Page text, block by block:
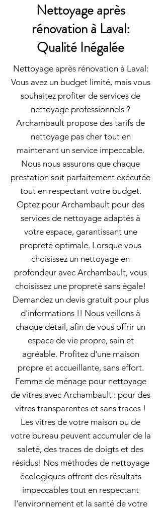
Nettoyage après
rénovation à Laval:
Qualité Inégalée
Nettoyage après rénovation à Laval:
Vous avez un budget limité, mais vous
souhaitez profiter de services de
nettoyage professionnels ?
Archambault propose des tarifs de
nettoyage pas cher tout en
maintenant un service impeccable.
Nous nous assurons que chaque
prestation soit parfaitement exécutée
tout en respectant votre budget.
Optez pour Archambault pour des
services de nettoyage adaptés à
votre espace, garantissant une
propreté optimale. Lorsque vous
choisissez un nettoyage en
profondeur avec Archambault, vous
choisissez une propreté sans égale!
Demandez un devis gratuit pour plus
d'informations !! Nous veillons à
chaque détail, afin de vous offrir un
espace de vie propre, sain et
agréable. Profitez d'une maison
propre et accueillante, sans effort.
Femme de ménage pour nettoyage
de vitres avec Archambault : pour des
vitres transparentes et sans traces !
Les vitres de votre maison ou de
votre bureau peuvent accumuler de la
saleté, des traces de doigts et des
résidus! Nos méthodes de nettoyage
écologiques offrent des résultats
impeccables tout en respectant
l'environnement et la santé de votre